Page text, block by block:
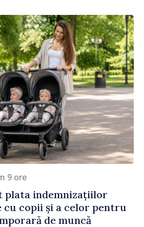
9 ore
plata indemnizațiilor
copii și a celor pentru
de muncă